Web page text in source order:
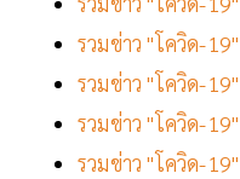
รวมข่าว "โควิด-
รวมข่าว "โควิด-
รวมข่าว "โควิด-
รวมข่าว "โควิด-